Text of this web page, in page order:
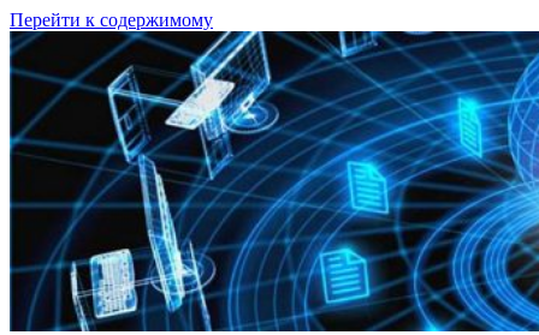
Перейти к содержимому